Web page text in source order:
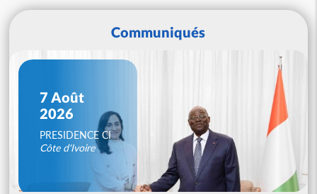
Communiqués
7 Août
2026
PRESIDENCE CI
Côte d'Ivoire